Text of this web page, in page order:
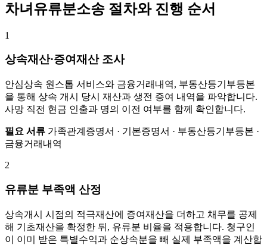
차녀유류분소송 절차와 진행 순서
1
상속재산·증여재산 조사
안심상속 원스톱 서비스와 금융거래내역, 부동산등기부등본
을 통해 상속 개시 당시 재산과 생전 증여 내역을 파악합니다.
사망 직전 현금 인출과 명의 이전 여부를 함께 확인합니다.
필요 서류 가족관계증명서 · 기본증명서 · 부동산등기부등본 ·
금융거래내역
2
유류분 부족액 산정
상속개시 시점의 적극재산에 증여재산을 더하고 채무를 공제
해 기초재산을 확정한 뒤, 유류분 비율을 적용합니다. 청구인
이 이미 받은 특별수익과 순상속분을 빼 실제 부족액을 계산합